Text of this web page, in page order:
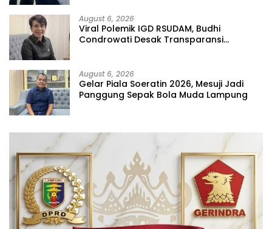
August 6, 2026
Viral Polemik IGD RSUDAM, Budhi
Condrowati Desak Transparansi
August 6, 2026
Gelar Piala Soeratin 2026, Mesuji Jadi
Panggung Sepak Bola Muda Lampung